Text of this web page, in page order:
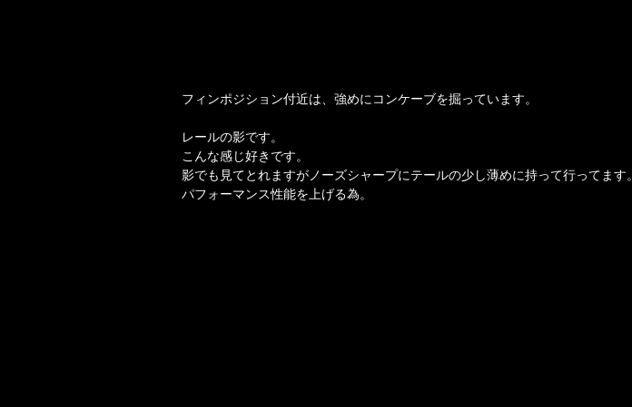
フィンポジション付近は、強めにコンケーブを掘っています。
レールの影です。
こんな感じ好きです。
影でも見てとれますがノーズシャープにテールの少し薄めに持って行ってます。
パフォーマンス性能を上げる為。